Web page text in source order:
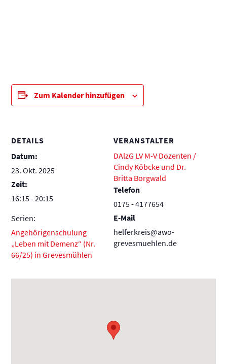
Zum Kalender hinzufügen
DETAILS
Datum:
23. Okt. 2025
Zeit:
16:15 - 20:15
Serien:
Angehörigenschulung
„Leben mit Demenz“ (Nr.
66/25) in Grevesmühlen
VERANSTALTER
DAlzG LV M-V Dozenten /
Cindy Köbcke und Dr.
Britta Borgwald
Telefon
0175 - 4177654
E-Mail
helferkreis@awo-
grevesmuehlen.de